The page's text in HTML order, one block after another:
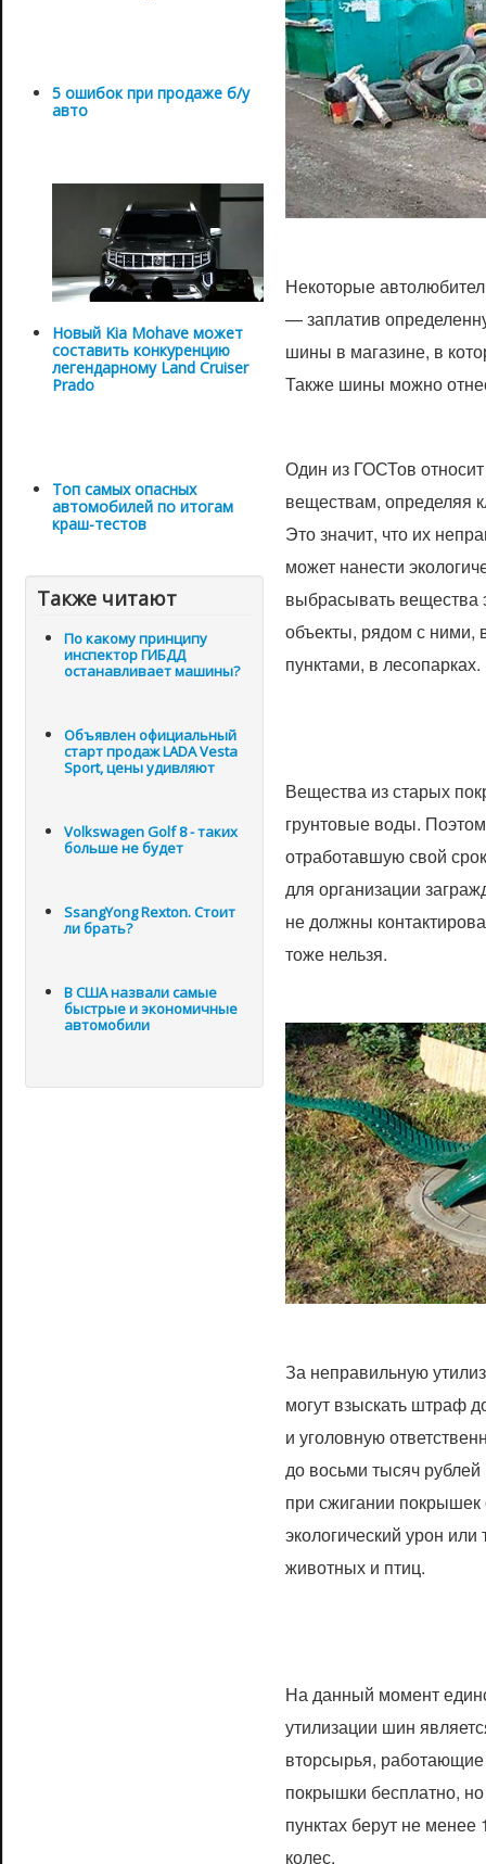
5 ошибок при продаже б/у
авто
Новый Kia Mohave может
составить конкуренцию
легендарному Land Cruiser
Prado
Топ самых опасных
автомобилей по итогам
краш-тестов
Также читают
По какому принципу
инспектор ГИБДД
останавливает машины?
Объявлен официальный
старт продаж LADA Vesta
Sport, цены удивляют
Volkswagen Golf 8 - таких
больше не будет
SsangYong Rexton. Стоит
ли брать?
В США назвали самые
быстрые и экономичные
автомобили
Некоторые
— заплатив
шины в магазине, в
Также шины можно
Один из ГОСТов
веществам, определяя
Это значит, что их
может нанести
выбрасывать вещества
объекты, рядом с ними,
пунктами, в лесопарках.
Вещества из старых
грунтовые воды.
отработавшую свой
для организации
не должны
тоже нельзя.
За неправильную
могут взыскать штраф
и уголовную
до восьми тысяч
при сжигании
экологический урон
животных и птиц.
На данный момент
утилизации шин
вторсырья,
покрышки бесплатно,
пунктах берут не менее
колес.